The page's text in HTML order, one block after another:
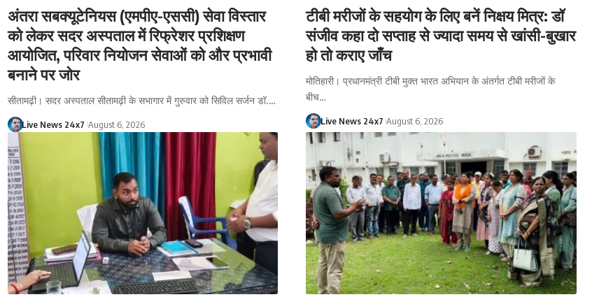
अंतरा सबक्यूटेनियस (एमपीए-एससी) सेवा विस्तार
को लेकर सदर अस्पताल में रिफ्रेशर प्रशिक्षण
आयोजित, परिवार नियोजन सेवाओं को और प्रभावी
बनाने पर जोर
सीतामढ़ी। सदर अस्पताल सीतामढ़ी के सभागार में गुरुवार को सिविल सर्जन डॉ.…
Live News 24x7 August 6, 2026
टीबी मरीजों के सहयोग के लिए बनें निक्षय मित्र: डॉ
संजीव कहा दो सप्ताह से ज्यादा समय से खांसी-बुखार
हो तो कराए जाँच
मोतिहारी। प्रधानमंत्री टीबी मुक्त भारत अभियान के अंतर्गत टीबी मरीजों के
बीच…
Live News 24x7 August 6, 2026